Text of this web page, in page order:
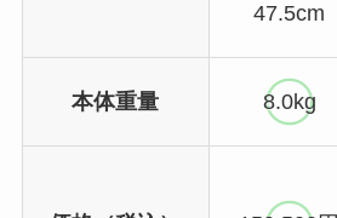
47.5cm
本体重量 8.0kg